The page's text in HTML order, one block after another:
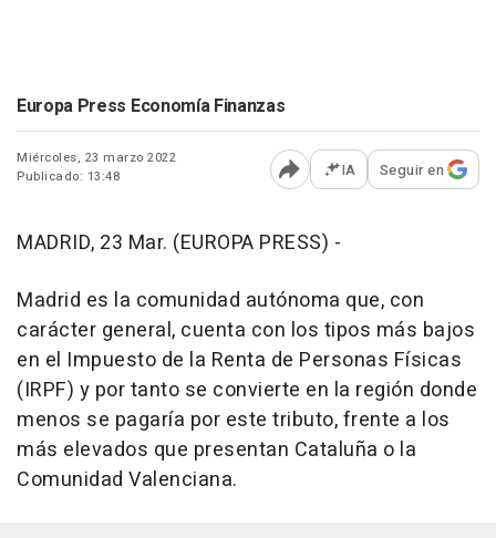
Europa Press Economía Finanzas
Miércoles, 23 marzo 2022
Publicado: 13:48
Abrir opciones para
IA Seguir en
MADRID, 23 Mar. (EUROPA PRESS) -
Madrid es la comunidad autónoma que, con
carácter general, cuenta con los tipos más bajos
en el Impuesto de la Renta de Personas Físicas
(IRPF) y por tanto se convierte en la región donde
menos se pagaría por este tributo, frente a los
más elevados que presentan Cataluña o la
Comunidad Valenciana.